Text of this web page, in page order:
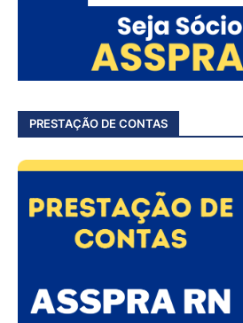
PRESTAÇÃO DE CONTAS